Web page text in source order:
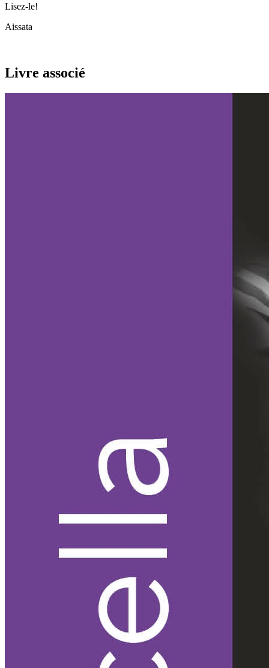
Lisez-le!
Aissata
Livre associé